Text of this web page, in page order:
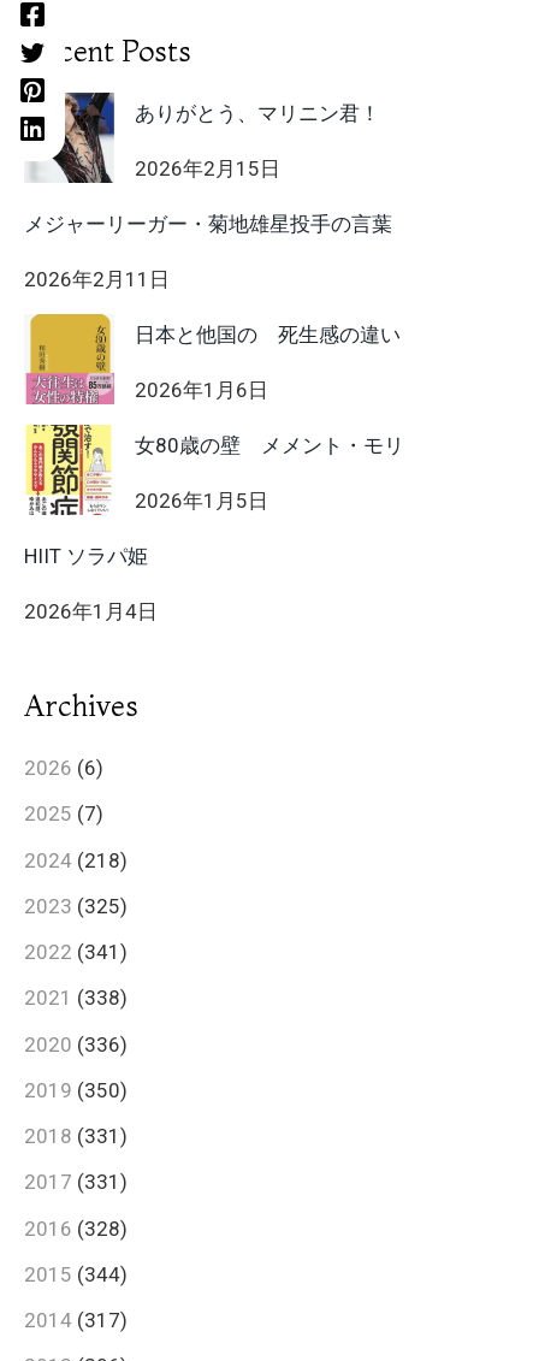
Recent Posts
ありがとう、マリニン君！
2026年2月15日
メジャーリーガー・菊地雄星投手の言葉
2026年2月11日
日本と他国の 死生感の違い
2026年1月6日
女80歳の壁 メメント・モリ
2026年1月5日
HIIT ソラパ姫
2026年1月4日
Archives
2026 (6)
2025 (7)
2024 (218)
2023 (325)
2022 (341)
2021 (338)
2020 (336)
2019 (350)
2018 (331)
2017 (331)
2016 (328)
2015 (344)
2014 (317)